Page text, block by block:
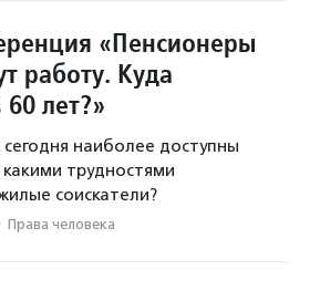
«Пенсионеры
работу. Куда
60 лет?»
наиболее доступны
трудностями
соискатели?
· Права человека